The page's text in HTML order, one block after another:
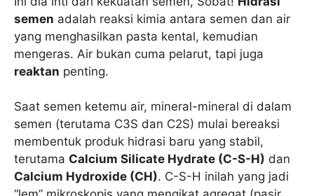
semen adalah reaksi kimia antara semen dan air
yang menghasilkan pasta kental, kemudian
mengeras. Air bukan cuma pelarut, tapi juga
reaktan penting.
Saat semen ketemu air, mineral-mineral di dalam
semen (terutama C3S dan C2S) mulai bereaksi
membentuk produk hidrasi baru yang stabil,
terutama Calcium Silicate Hydrate (C-S-H) dan
Calcium Hydroxide (CH). C-S-H inilah yang jadi